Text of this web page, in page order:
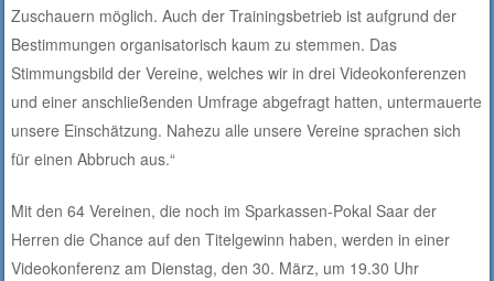
Zuschauern möglich. Auch der Trainingsbetrieb ist aufgrund der
Bestimmungen organisatorisch kaum zu stemmen. Das
Stimmungsbild der Vereine, welches wir in drei Videokonferenzen
und einer anschließenden Umfrage abgefragt hatten, untermauerte
unsere Einschätzung. Nahezu alle unsere Vereine sprachen sich
für einen Abbruch aus.“
Mit den 64 Vereinen, die noch im Sparkassen-Pokal Saar der
Herren die Chance auf den Titelgewinn haben, werden in einer
Videokonferenz am Dienstag, den 30. März, um 19.30 Uhr